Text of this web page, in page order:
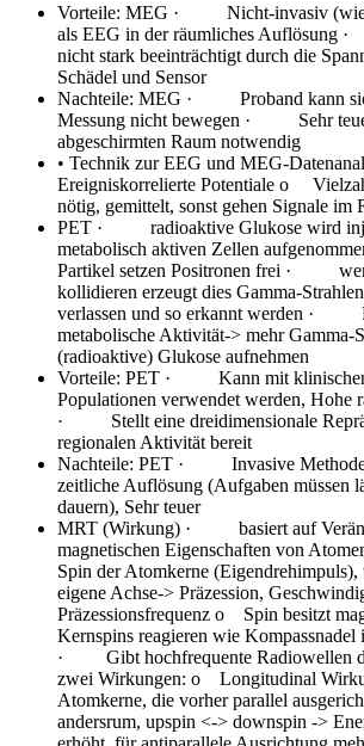
Vorteile: MEG · Nicht-invasiv (wie
als EEG in der räumliches
nicht stark beeinträchtigt durch die
Schädel und Sensor
Nachteile: MEG · Proband kann
Messung nicht bewegen · Sehr
abgeschirmten Raum notwendig
• Technik zur EEG und MEG-
Ereigniskorrelierte Potentiale o
nötig, gemittelt, sonst gehen Signale im
PET · radioaktive Glukose wird
metabolisch aktiven Zellen
Partikel setzen Positronen frei ·
kollidieren erzeugt dies Gamma-
verlassen und so erkannt werden ·
metabolische Aktivität-> mehr Gamma-
(radioaktive) Glukose aufnehmen
Vorteile: PET · Kann mit klinischen
Populationen verwendet werden, Hohe
· Stellt eine dreidimensionale
regionalen Aktivität bereit
Nachteile: PET · Invasive Methode,
zeitliche Auflösung (Aufgaben müssen
dauern), Sehr teuer
MRT (Wirkung) · basiert auf
magnetischen Eigenschaften von
Spin der Atomkerne
eigene Achse-> Präzession,
Präzessionsfrequenz o Spin besitzt
Kernspins reagieren wie
· Gibt hochfrequente Radiowellen
zwei Wirkungen: o Longitudinal
Atomkerne, die vorher parallel
andersrum, upspin <-> downspin ->